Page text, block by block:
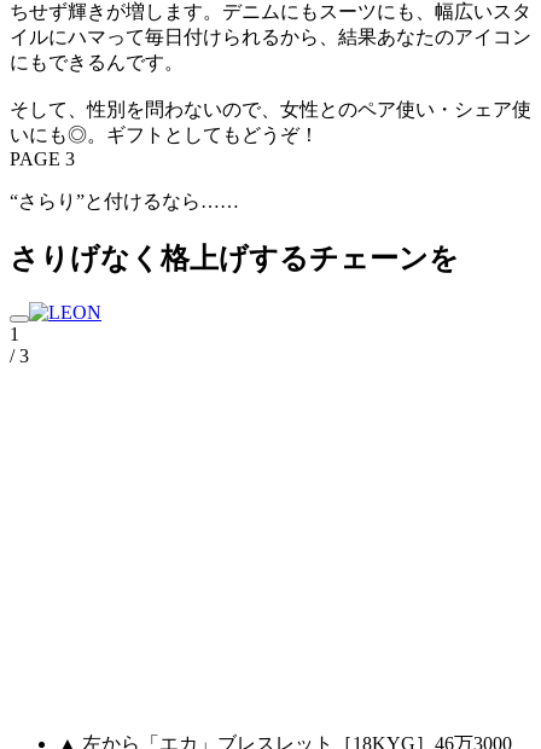
ちせず輝きが増します。デニムにもスーツにも、幅広いスタ
イルにハマって毎日付けられるから、結果あなたのアイコン
にもできるんです。
そして、性別を問わないので、女性とのペア使い・シェア使
いにも◎。ギフトとしてもどうぞ！
PAGE 3
“さらり”と付けるなら……
さりげなく格上げするチェーンを
1
/ 3
▲ 左から「エカ」ブレスレット［18KYG］46万3000